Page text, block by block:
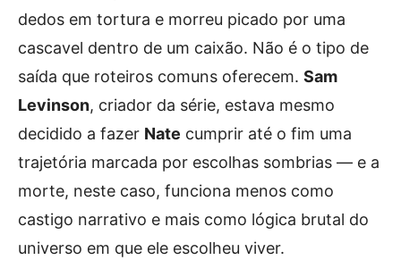
dedos em tortura e morreu picado por uma
cascavel dentro de um caixão. Não é o tipo de
saída que roteiros comuns oferecem. Sam
Levinson, criador da série, estava mesmo
decidido a fazer Nate cumprir até o fim uma
trajetória marcada por escolhas sombrias — e a
morte, neste caso, funciona menos como
castigo narrativo e mais como lógica brutal do
universo em que ele escolheu viver.